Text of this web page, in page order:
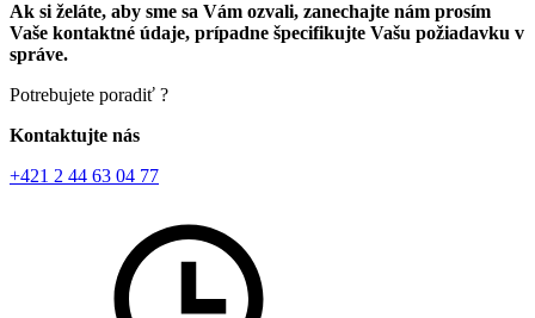
Ak si želáte, aby sme sa Vám ozvali, zanechajte nám prosím
Vaše kontaktné údaje, prípadne špecifikujte Vašu požiadavku v
správe.
Potrebujete poradiť ?
Kontaktujte nás
+421 2 44 63 04 77